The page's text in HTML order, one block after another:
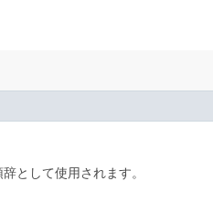
として使用されます。